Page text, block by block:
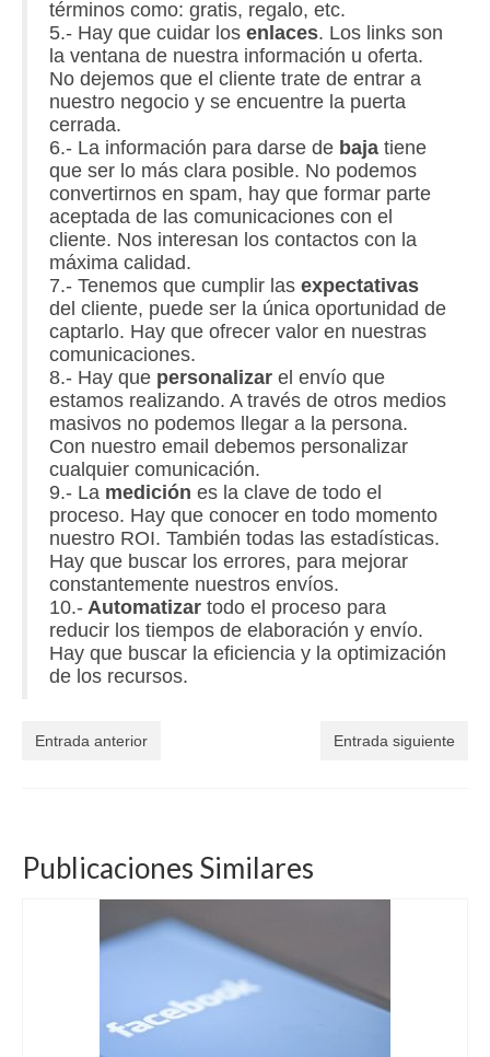
términos como: gratis, regalo, etc.
5.- Hay que cuidar los enlaces. Los links son
la ventana de nuestra información u oferta.
No dejemos que el cliente trate de entrar a
nuestro negocio y se encuentre la puerta
cerrada.
6.- La información para darse de baja tiene
que ser lo más clara posible. No podemos
convertirnos en spam, hay que formar parte
aceptada de las comunicaciones con el
cliente. Nos interesan los contactos con la
máxima calidad.
7.- Tenemos que cumplir las expectativas
del cliente, puede ser la única oportunidad de
captarlo. Hay que ofrecer valor en nuestras
comunicaciones.
8.- Hay que personalizar el envío que
estamos realizando. A través de otros medios
masivos no podemos llegar a la persona.
Con nuestro email debemos personalizar
cualquier comunicación.
9.- La medición es la clave de todo el
proceso. Hay que conocer en todo momento
nuestro ROI. También todas las estadísticas.
Hay que buscar los errores, para mejorar
constantemente nuestros envíos.
10.- Automatizar todo el proceso para
reducir los tiempos de elaboración y envío.
Hay que buscar la eficiencia y la optimización
de los recursos.
Entrada anterior Entrada siguiente
Publicaciones Similares